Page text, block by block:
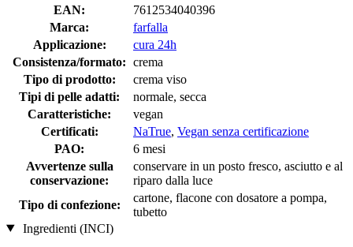
EAN:
7612534040396
Marca:
farfalla
Applicazione:
cura 24h
Consistenza/formato: crema
Tipo di prodotto:
crema viso
Tipi di pelle adatti:
normale, secca
Caratteristiche:
vegan
Certificati:
NaTrue, Vegan senza certificazione
PAO:
6 mesi
Avvertenze sulla
conservazione:
conservare in un posto fresco, asciutto e al
riparo dalla luce
Tipo di confezione:
cartone, flacone con dosatore a pompa,
tubetto
Ingredienti (INCI)